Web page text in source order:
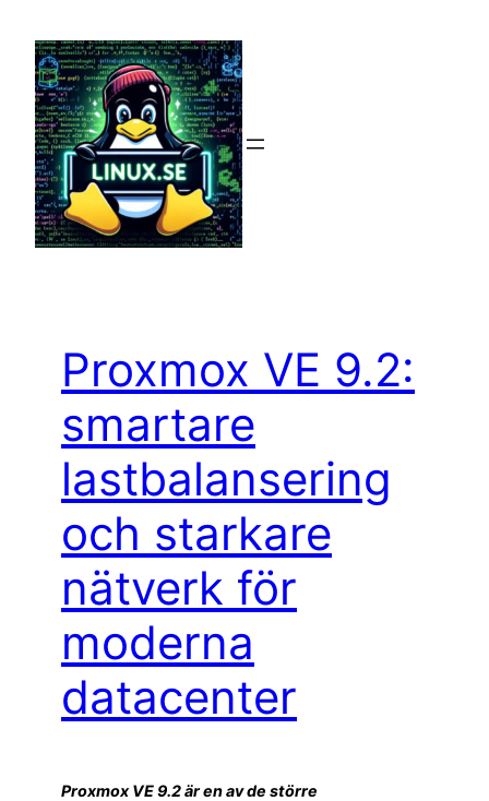
innehåll
Proxmox VE 9.2:
smartare
lastbalansering
och starkare
nätverk för
moderna
datacenter
Proxmox VE 9.2 är en av de större